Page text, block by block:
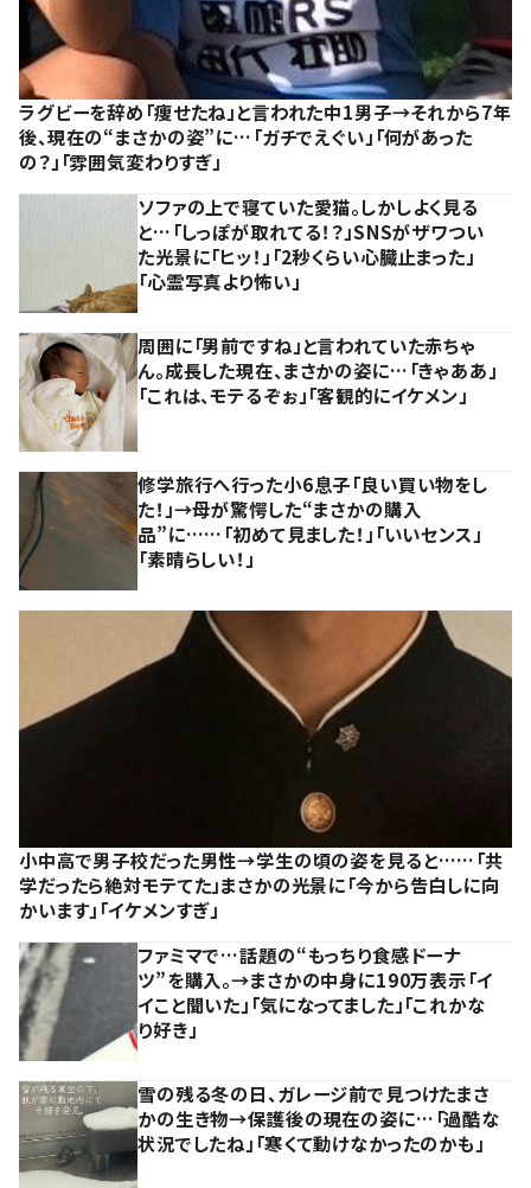
ラグビーを辞め「痩せたね」と言われた中1男子→それから7年
後、現在の“まさかの姿”に…「ガチでえぐい」「何があった
の？」「雰囲気変わりすぎ」
ソファの上で寝ていた愛猫。しかしよく見る
と…「しっぽが取れてる！？」SNSがザワつい
た光景に「ヒッ！」「2秒くらい心臓止まった」
「心霊写真より怖い」
周囲に「男前ですね」と言われていた赤ちゃ
ん。成長した現在、まさかの姿に…「きゃああ」
「これは、モテるぞぉ」「客観的にイケメン」
修学旅行へ行った小6息子「良い買い物をし
た！」→母が驚愕した“まさかの購入
品”に……「初めて見ました！」「いいセンス」
「素晴らしい！」
小中高で男子校だった男性→学生の頃の姿を見ると……「共
学だったら絶対モテてた」まさかの光景に「今から告白しに向
かいます」「イケメンすぎ」
ファミマで…話題の“もっちり食感ドーナ
ツ”を購入。→まさかの中身に190万表示「イ
イこと聞いた」「気になってました」「これかな
り好き」
雪の残る冬の日、ガレージ前で見つけたまさ
かの生き物→保護後の現在の姿に…「過酷な
状況でしたね」「寒くて動けなかったのかも」